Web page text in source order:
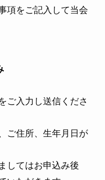
項をご記入して当会
ご入力し送信くださ
ご住所、生年月日が
してはお申込み後